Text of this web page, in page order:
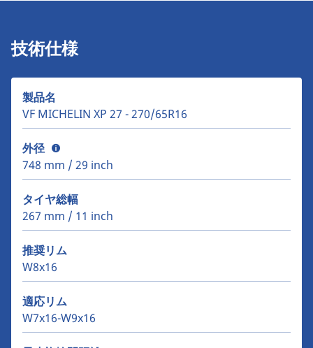
技術仕様
製品名
VF MICHELIN XP 27 - 270/65R16
外径
748 mm / 29 inch
タイヤ総幅
267 mm / 11 inch
推奨リム
W8x16
適応リム
W7x16-W9x16